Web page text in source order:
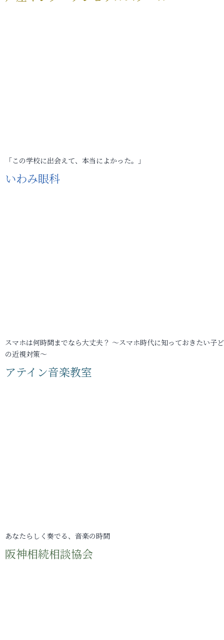
「この学校に出会えて、本当によかった。」
いわみ眼科
スマホは何時間までなら大丈夫？ ～スマホ時代に知っておきたい子
の近視対策～
アテイン音楽教室
あなたらしく奏でる、音楽の時間
阪神相続相談協会